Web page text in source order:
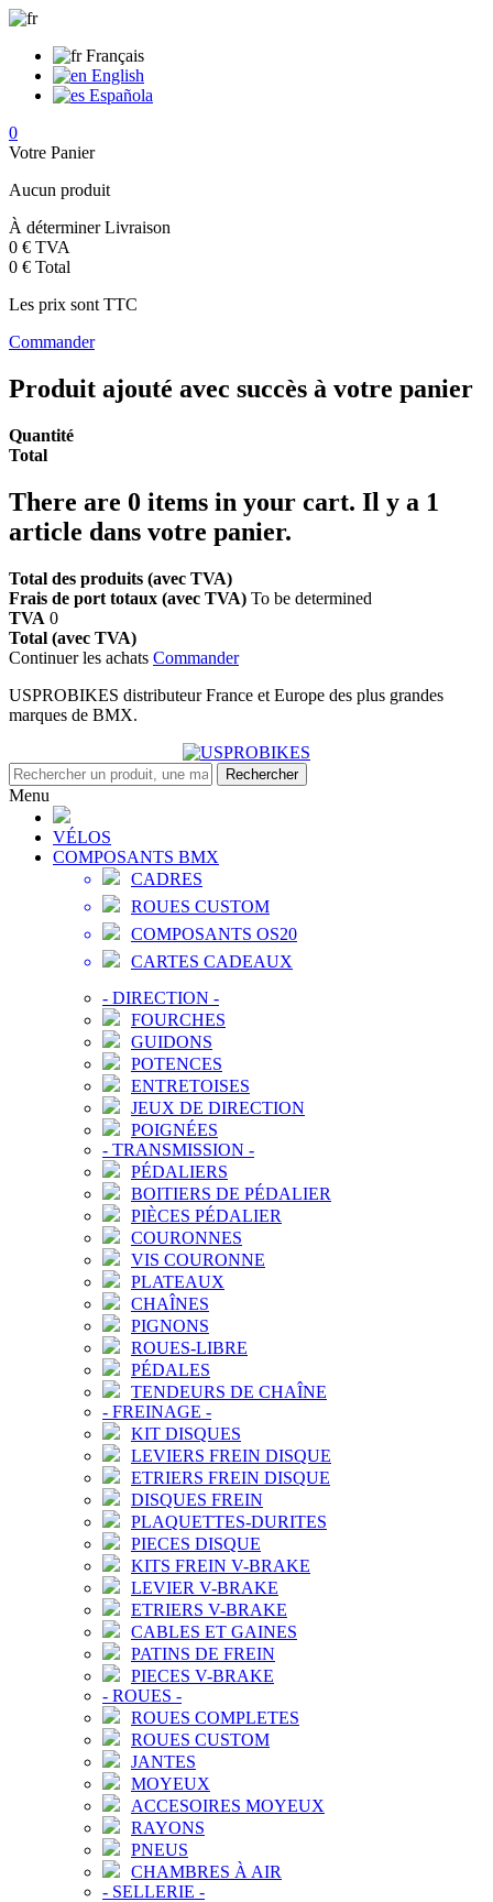
Français
English
Española
0
Votre Panier
Aucun produit
À déterminerLivraison
0 € TVA
0 € Total
Les prix sont TTC
Commander
Produit ajouté avec succès à votre panier
Quantité
Total
There are 0 items in your cart. Il y a 1
article dans votre panier.
Total des produits (avec TVA)
Frais de port totaux (avec TVA) To be determined
TVA 0
Total (avec TVA)
Continuer les achats Commander
USPROBIKES distributeur France et Europe des plus grandes
marques de BMX.
Rechercher
Menu
VÉLOS
COMPOSANTS BMX
CADRES
ROUES CUSTOM
COMPOSANTS OS20
CARTES CADEAUX
- DIRECTION -
FOURCHES
GUIDONS
POTENCES
ENTRETOISES
JEUX DE DIRECTION
POIGNÉES
- TRANSMISSION -
PÉDALIERS
BOITIERS DE PÉDALIER
PIÈCES PÉDALIER
COURONNES
VIS COURONNE
PLATEAUX
CHAÎNES
PIGNONS
ROUES-LIBRE
PÉDALES
TENDEURS DE CHAÎNE
- FREINAGE -
KIT DISQUES
LEVIERS FREIN DISQUE
ETRIERS FREIN DISQUE
DISQUES FREIN
PLAQUETTES-DURITES
PIECES DISQUE
KITS FREIN V-BRAKE
LEVIER V-BRAKE
ETRIERS V-BRAKE
CABLES ET GAINES
PATINS DE FREIN
PIECES V-BRAKE
- ROUES -
ROUES COMPLETES
ROUES CUSTOM
JANTES
MOYEUX
ACCESOIRES MOYEUX
RAYONS
PNEUS
CHAMBRES À AIR
- SELLERIE -